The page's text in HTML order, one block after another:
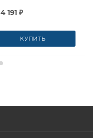
4 191 ₽
КУПИТЬ